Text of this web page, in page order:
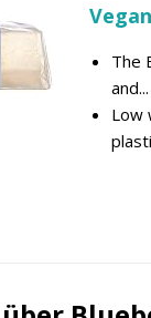
The
and...
Low